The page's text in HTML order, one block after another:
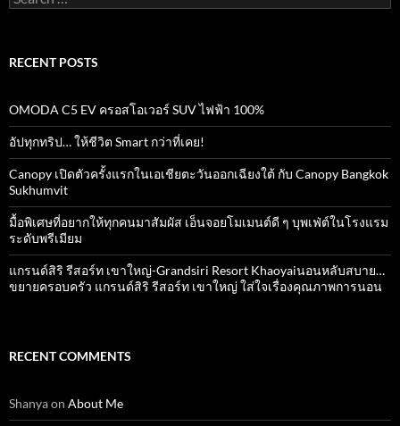
for:
RECENT POSTS
OMODA C5 EV ครอสโอเวอร์ SUV ไฟฟ้า 100%
อัปทุกทริป… ให้ชีวิต Smart กว่าที่เคย!
Canopy เปิดตัวครั้งแรกในเอเชียตะวันออกเฉียงใต้ กับ Canopy Bangkok
Sukhumvit
มื้อพิเศษที่อยากให้ทุกคนมาสัมผัส เอ็นจอยโมเมนต์ดี ๆ บุพเฟ่ต์ในโรงแรม
ระดับพรีเมียม
แกรนด์สิริ​ รีสอร์ท​ เขาใหญ่​-Grandsiri​ Resort​ Khaoyaiนอนหลับสบาย…
ขยายครอบครัว แกรนด์สิริ รีสอร์ท เขาใหญ่ ใส่ใจเรื่องคุณภาพการนอน
RECENT COMMENTS
Shanyaon About Me